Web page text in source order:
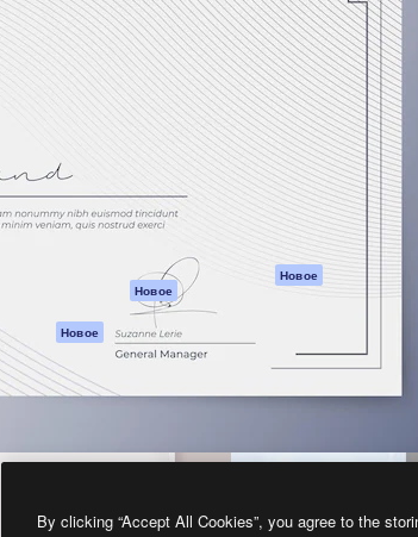
Spaces
ИИ-помощник
Генератор
изображений ИИ
ИИ
Генератор голоса
на основе ИИ
Новое
Агенты Новое
API
Мобильное
Magnific
Academy
Документация по
Пакету ИИ
Служба
поддержки
Условия и
положения
конфиденциальности
Оригиналы
Новое
Политика файлов
Центр доверия
Цены
О нас
Блог
By clicking “Accept All Cookies”, you agree to the